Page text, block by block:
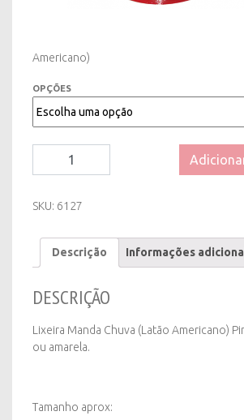
Americano)
OPÇÕES
(Latão
Diversas
Cores
SKU: 6127
Descrição Informações
DESCRIÇÃO
Lixeira Manda Chuva (Latão Americano)
ou amarela.
Tamanho aprox: